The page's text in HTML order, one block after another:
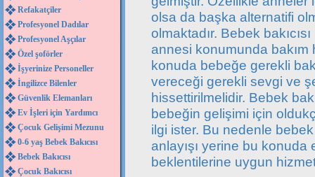
Refakatçiler
Profesyonel Dadılar
Profesyonel Aşçılar
Özel şoförler
İşyerinize Personeller
İngilizce Bilenler
Güvenlik Elemanları
Ev İşleri için Yardımcı
Çocuk Gelişimi Mezunu
0-6 yaş Bebek Bakıcısı
Bebek Bakıcısı
Çocuk Bakıcısı
olsa da başka alternatifi
olmaktadır. Bebek
annesi konumunda bakım
konuda bebeğe gerekli
vereceği gerekli sevgi ve
hissettirilmelidir. Bebek
bebeğin gelişimi için
ilgi ister. Bu nedenle bebek
anlayışı yerine bu
beklentilerine uygun